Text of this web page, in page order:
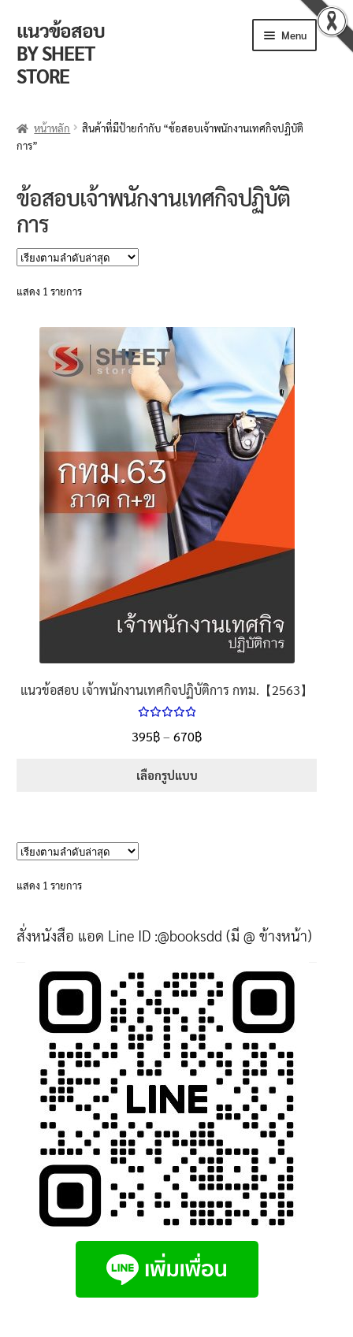
Skip
to
navigation
Skip
to
content
แนวข้อสอบ
BY SHEET
STORE
Menu
ตะกร้าสินค้า
วิธีการสั่งซื้อ
แจ้งชำระเงิน
รีวิวจากลูกค้า
ข่าวเปิดสอบงานราชการ
นโยบายคืนสินค้าและการจัดส่ง​
คำถามที่พบบ่อย
หน้าหลัก
สินค้าที่มีป้ายกำกับ “ข้อสอบเจ้าพนักงานเทศกิจปฏิบัติ
การ”
ข้อสอบเจ้าพนักงานเทศกิจปฏิบัติ
การ
แสดง 1 รายการ
แนวข้อสอบ เจ้าพนักงานเทศกิจปฏิบัติการ กทม.【2563】
5.00
ตั้งแต่
395฿– 670฿Price
เลือกรูปแบบ
may
chosen
on
the
product
page
แสดง 1 รายการ
สั่งหนังสือ แอด Line ID :@booksdd (มี @ ข้างหน้า)